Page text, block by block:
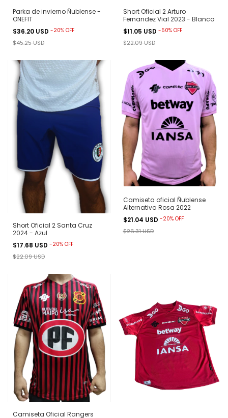
Parka de invierno Ñublense -
ONEFIT
$36.20 USD -20% OFF
$45.25 USD
Short Oficial 2 Arturo
Fernandez Vial 2023 - Blanco
$11.05 USD -50% OFF
$22.09 USD
Short Oficial 2 Santa Cruz
2024 - Azul
$17.68 USD -20% OFF
$22.09 USD
Camiseta oficial Ñublense
Alternativa Rosa 2022
$21.04 USD -20% OFF
$26.31 USD
Camiseta Oficial Rangers